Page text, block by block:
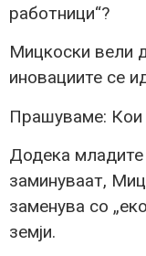
работници“?
Мицкоски вели
иновациите се
Прашуваме: Кои
Додека
заминуваат,
заменува со
земји.